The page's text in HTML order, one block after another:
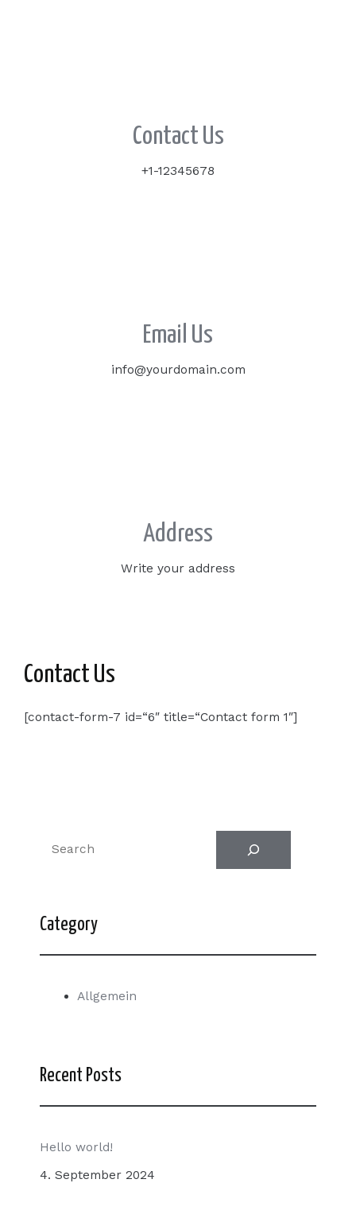
Contact Us
+1-12345678
Email Us
info@yourdomain.com
Address
Write your address
Contact Us
[contact-form-7 id=“6″ title=“Contact form 1″]
Category
Allgemein
Recent Posts
Hello world!
4. September 2024